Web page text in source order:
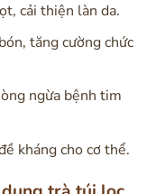
cải thiện làn da.
tăng cường chức
ngừa bệnh tim
kháng cho cơ thể.